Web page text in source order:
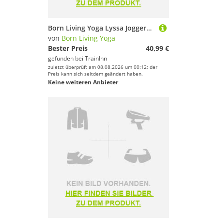
Born Living Yoga Lyssa Joggers Weiß S Frau
von Born Living Yoga
Bester Preis
40,99 €
gefunden bei TrainInn
zuletzt überprüft am 08.08.2026 um 00:12; der
Preis kann sich seitdem geändert haben.
Keine weiteren Anbieter